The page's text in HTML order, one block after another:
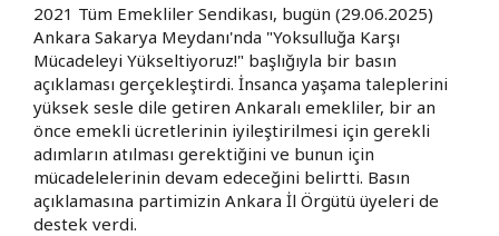
2021 Tüm Emekliler Sendikası, bugün (29.06.2025)
Ankara Sakarya Meydanı'nda "Yoksulluğa Karşı
Mücadeleyi Yükseltiyoruz!" başlığıyla bir basın
açıklaması gerçekleştirdi. İnsanca yaşama taleplerini
yüksek sesle dile getiren Ankaralı emekliler, bir an
önce emekli ücretlerinin iyileştirilmesi için gerekli
adımların atılması gerektiğini ve bunun için
mücadelelerinin devam edeceğini belirtti. Basın
açıklamasına partimizin Ankara İl Örgütü üyeleri de
destek verdi.